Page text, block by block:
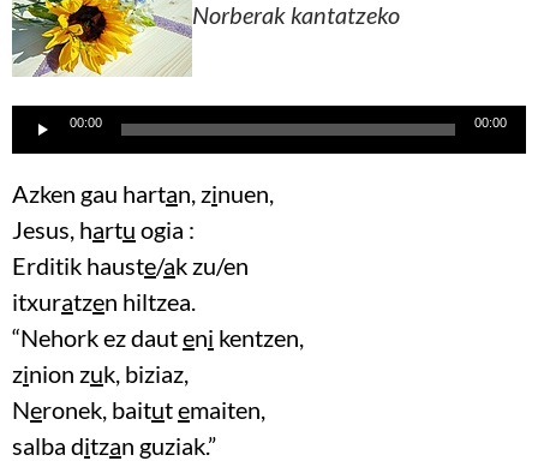
Norberak kantatzeko
Lecteur00:00 00:00
Azken gau hartan, zinuen,
Jesus, hartu ogia :
Erditik hauste/ak zu/en
itxuratzen hiltzea.
“Nehork ez dauteni kentzen,
zinion zuk, biziaz,
Neronek, baitutemaiten,
salba ditzan guziak.”